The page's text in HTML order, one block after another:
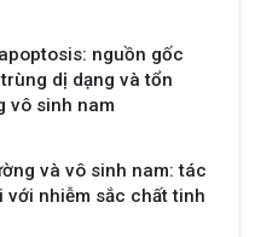
nguồn gốc
dị dạng và tổn
vô sinh nam
và vô sinh nam: tác
với nhiễm sắc chất tinh